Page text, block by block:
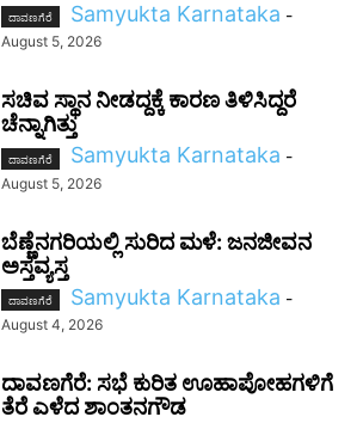
ದಾವಣಗೆರೆ Samyukta Karnataka -
August 5, 2026
ಸಚಿವ ಸ್ಥಾನ ನೀಡದ್ದಕ್ಕೆ ಕಾರಣ ತಿಳಿಸಿದ್ದರೆ
ಚೆನ್ನಾಗಿತ್ತು
ದಾವಣಗೆರೆ Samyukta Karnataka -
August 5, 2026
ಬೆಣ್ಣೆನಗರಿಯಲ್ಲಿ ಸುರಿದ ಮಳೆ: ಜನಜೀವನ
ಅಸ್ತವ್ಯಸ್ತ
ದಾವಣಗೆರೆ Samyukta Karnataka -
August 4, 2026
ದಾವಣಗೆರೆ: ಸಭೆ ಕುರಿತ ಊಹಾಪೋಹಗಳಿಗೆ
ತೆರೆ ಎಳೆದ ಶಾಂತನಗೌಡ